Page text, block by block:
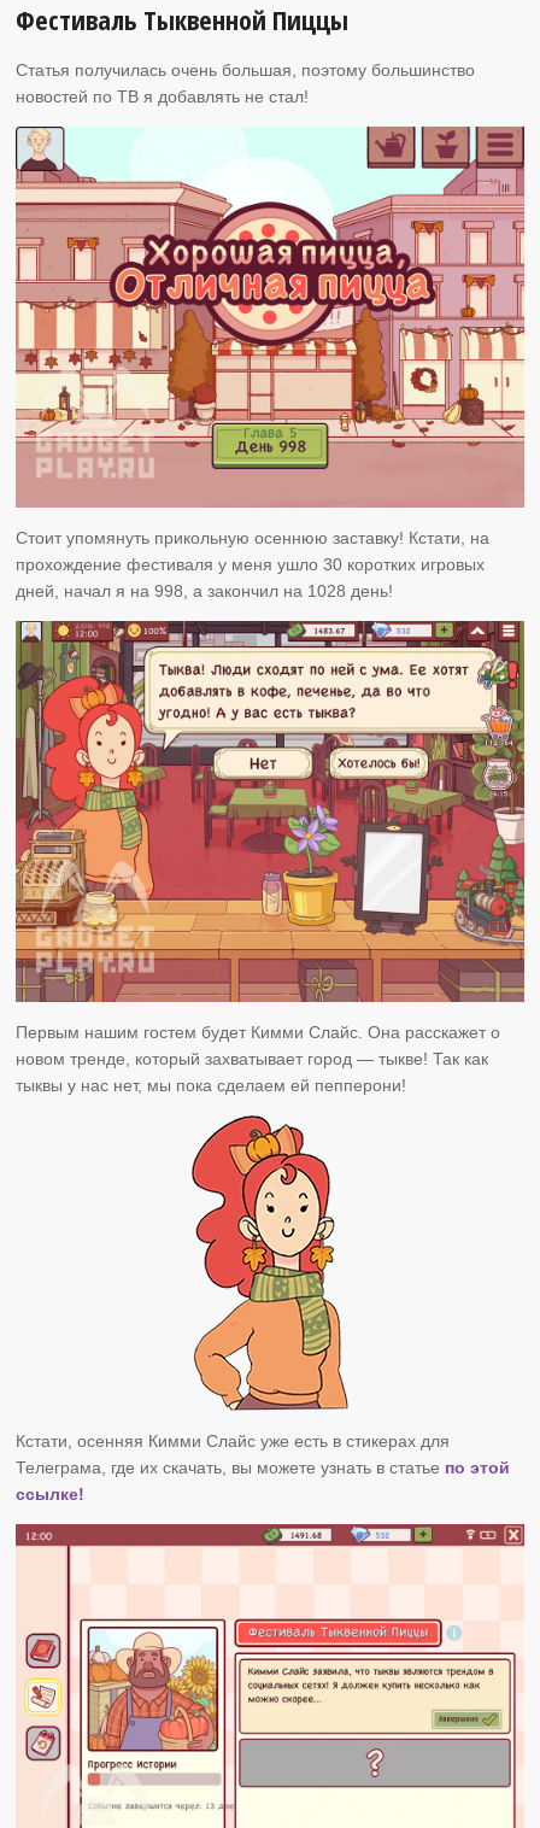
Фестиваль Тыквенной Пиццы
Статья получилась очень большая, поэтому большинство
новостей по ТВ я добавлять не стал!
Стоит упомянуть прикольную осеннюю заставку! Кстати, на
прохождение фестиваля у меня ушло 30 коротких игровых
дней, начал я на 998, а закончил на 1028 день!
Первым нашим гостем будет Кимми Слайс. Она расскажет о
новом тренде, который захватывает город — тыкве! Так как
тыквы у нас нет, мы пока сделаем ей пепперони!
Кстати, осенняя Кимми Слайс уже есть в стикерах для
Телеграма, где их скачать, вы можете узнать в статье по этой
ссылке!